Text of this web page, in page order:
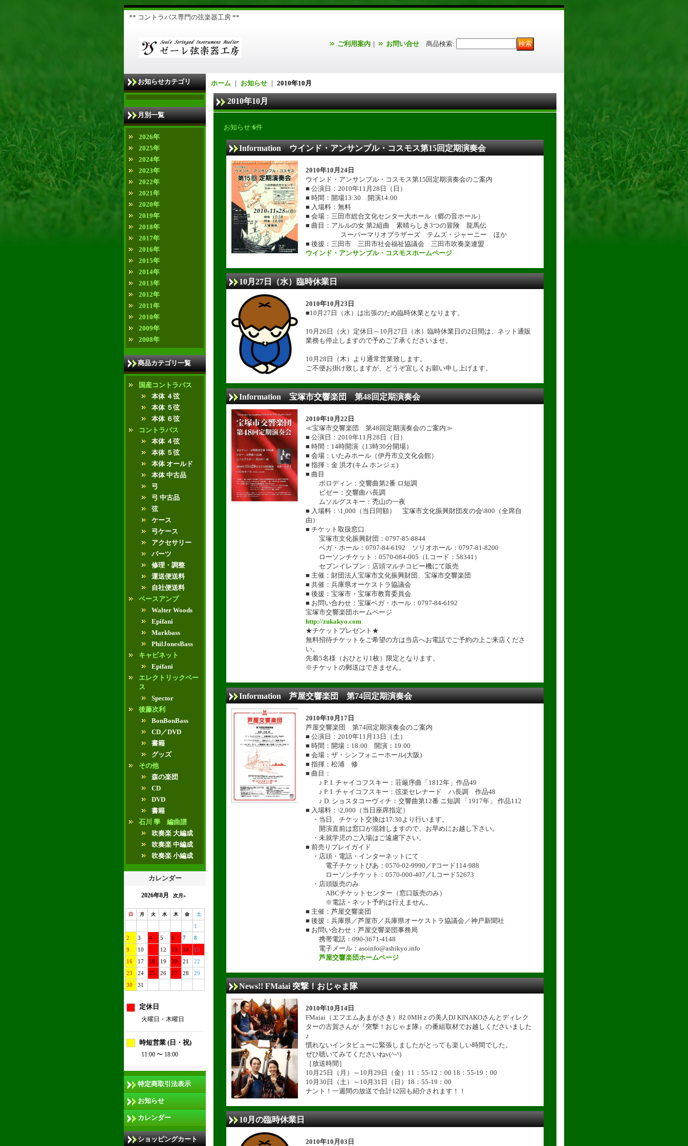
** コントラバス専門の弦楽器工房 **
ご利用案内 ｜ お問い合せ 商品検索:
お知らせカテゴリ
月別一覧
2026年
2025年
2024年
2023年
2022年
2021年
2020年
2019年
2018年
2017年
2016年
2015年
2014年
2013年
2012年
2011年
2010年
2009年
2008年
商品カテゴリ一覧
国産コントラバス
本体 ４弦
本体 ５弦
本体 ６弦
コントラバス
本体 ４弦
本体 ５弦
本体 オールド
本体 中古品
弓
弓 中古品
弦
ケース
弓ケース
アクセサリー
パーツ
修理・調整
運送便送料
自社便送料
ベースアンプ
Walter Woods
Epifani
Markbass
PhilJonesBass
キャビネット
Epifani
エレクトリックベー
ス
Spector
後藤次利
BonBonBass
CD／DVD
書籍
グッズ
その他
森の楽団
CD
DVD
書籍
石川 學 編曲譜
吹奏楽 大編成
吹奏楽 中編成
吹奏楽 小編成
カレンダー
2026年8月 次月»
日 月 火 水 木 金 土
1
2
3 4 5 6 7
8
9
10 11 12 13 14
15
16
17 18 19 20 21
22
23
24 25 26 27 28
29
30
31
定休日
火曜日・木曜日
時短営業 (日・祝)
11:00 〜 18:00
特定商取引法表示
お知らせ
カレンダー
ショッピングカート
ホーム ｜ お知らせ ｜ 2010年10月
2010年10月
お知らせ:6件
Information ウインド・アンサンブル・コスモス第15回定期演奏会
2010年10月24日
ウインド・アンサンブル・コスモス第15回定期演奏会のご案内
■ 公演日：2010年11月28日（日）
■ 時間：開場13:30 開演14:00
■ 入場料：無料
■ 会場：三田市総合文化センター大ホール（郷の音ホール）
■ 曲目：アルルの女 第2組曲 素晴らしき3つの冒険 龍馬伝
スーパーマリオブラザーズ テムズ・ジャーニー ほか
■ 後援：三田市 三田市社会福祉協議会 三田市吹奏楽連盟
ウインド・アンサンブル・コスモスホームページ
10月27日（水）臨時休業日
2010年10月23日
■10月27日（水）は出張のため臨時休業となります。
10月26日（火）定休日～10月27日（水）臨時休業日の2日間は、ネット通販
業務も停止しますので予めご了承くださいませ。
10月28日（木）より通常営業致します。
ご不便お掛け致しますが、どうぞ宜しくお願い申し上げます。
Information 宝塚市交響楽団 第48回定期演奏会
2010年10月22日
≪宝塚市交響楽団 第48回定期演奏会のご案内≫
■ 公演日：2010年11月28日（日）
■ 時間：14時開演（13時30分開場）
■ 会場：いたみホール（伊丹市立文化会館）
■ 指揮：金 洪才(キム ホンジェ)
■ 曲目
ボロディン：交響曲第2番 ロ短調
ビゼー：交響曲ハ長調
ムソルグスキー：禿山の一夜
■ 入場料：\1,000（当日同額） 宝塚市文化振興財団友の会\800（全席自
由）
■ チケット取扱窓口
宝塚市文化振興財団：0797-85-8844
ベガ・ホール：0797-84-6192 ソリオホール：0797-81-8200
ローソンチケット：0570-084-005（Lコード：58341）
セブンイレブン：店頭マルチコピー機にて販売
■ 主催：財団法人宝塚市文化振興財団、宝塚市交響楽団
■ 共催：兵庫県オーケストラ協議会
■ 後援：宝塚市・宝塚市教育委員会
■ お問い合わせ：宝塚ベガ・ホール：0797-84-6192
宝塚市交響楽団ホームページ
http://zukakyo.com
★チケットプレゼント★
無料招待チケットをご希望の方は当店へお電話でご予約の上ご来店くださ
い。
先着5名様（おひとり1枚）限定となります。
※チケットの郵送はできません。
Information 芦屋交響楽団 第74回定期演奏会
2010年10月17日
芦屋交響楽団 第74回定期演奏会のご案内
■ 公演日：2010年11月13日（土）
■ 時間：開場：18:00 開演：19:00
■ 会場：ザ・シンフォニーホール(大阪)
■ 指揮：松浦 修
■ 曲目：
♪ P. I. チャイコフスキー：荘厳序曲「1812年」作品49
♪ P. I. チャイコフスキー：弦楽セレナード ハ長調 作品48
♪ D. ショスタコーヴィチ：交響曲第12番 ニ短調 「1917年」 作品112
■ 入場料：\2,000（当日座席指定）
・当日、チケット交換は17:30より行います。
開演直前は窓口が混雑しますので、お早めにお越し下さい。
・未就学児のご入場はご遠慮下さい。
■ 前売りプレイガイド
・店頭・電話・インターネットにて
電子チケットぴあ：0570-02-9990／Pコード114-988
ローソンチケット：0570-000-407／Lコード52673
・店頭販売のみ
ABCチケットセンター（窓口販売のみ）
※電話・ネット予約は行えません。
■ 主催：芦屋交響楽団
■ 後援：兵庫県／芦屋市／兵庫県オーケストラ協議会／神戸新聞社
■ お問い合わせ：芦屋交響楽団事務局
携帯電話：090-3671-4148
電子メール：asoinfo@ashikyo.info
芦屋交響楽団ホームページ
News!! FMaiai 突撃！おじゃま隊
2010年10月14日
FMaiai（エフエムあまがさき）82.0MHｚの美人DJ KINAKOさんとディレク
ターの古賀さんが『突撃！おじゃま隊』の番組取材でお越しくださいました
♪
慣れないインタビューに緊張しましたがとっても楽しい時間でした。
ぜひ聴いてみてくださいねv(^-^)
［放送時間］
10月25日（月）～10月29日（金）11：55-12：00 18：55-19：00
10月30日（土）～10月31日（日）18：55-19：00
ナント！一週間の放送で合計12回も紹介されます！！
10月の臨時休業日
2010年10月03日